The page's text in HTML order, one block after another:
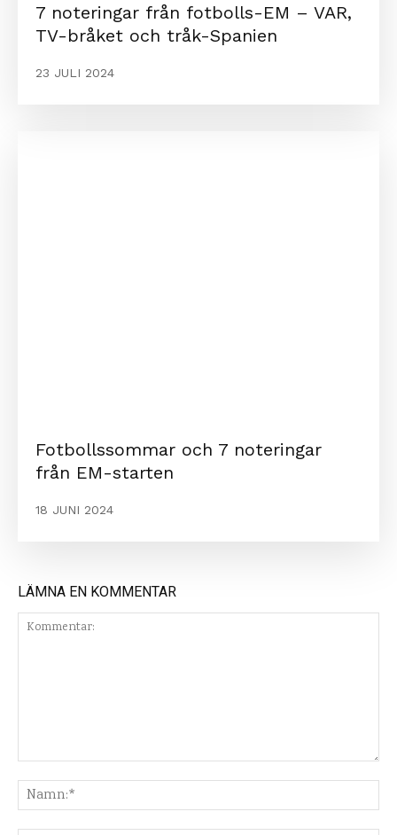
7 noteringar från fotbolls-EM – VAR,
TV-bråket och tråk-Spanien
23 JULI 2024
Fotbollssommar och 7 noteringar
från EM-starten
18 JUNI 2024
LÄMNA EN KOMMENTAR